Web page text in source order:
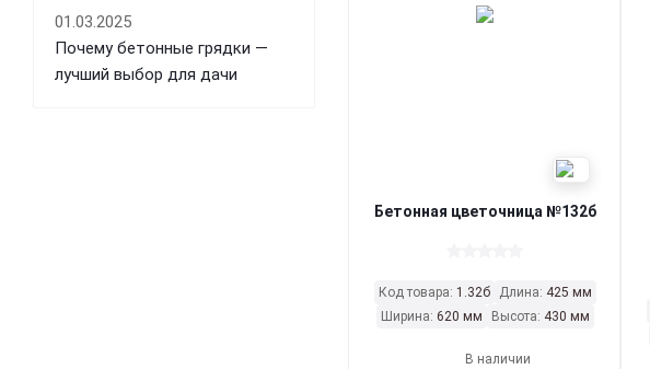
Бетонная цветочница №132б
Код товара: 1.32б Длина: 425 мм
Ширина: 620 мм Высота: 430 мм
В наличии
01.03.2025
Почему бетонные грядки —
лучший выбор для дачи